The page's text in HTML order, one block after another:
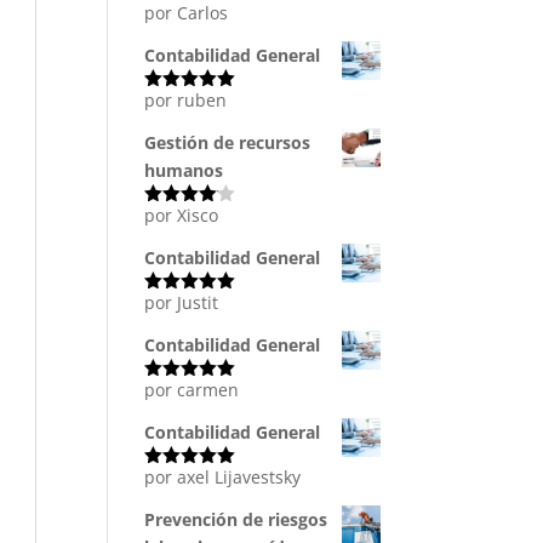
Valorado
por Carlos
Contabilidad General
Valorado
por ruben
Gestión de recursos
humanos
Valorado
5
por Xisco
Contabilidad General
Valorado
por Justit
Contabilidad General
Valorado
por carmen
Contabilidad General
Valorado
por axel Lijavestsky
Prevención de riesgos